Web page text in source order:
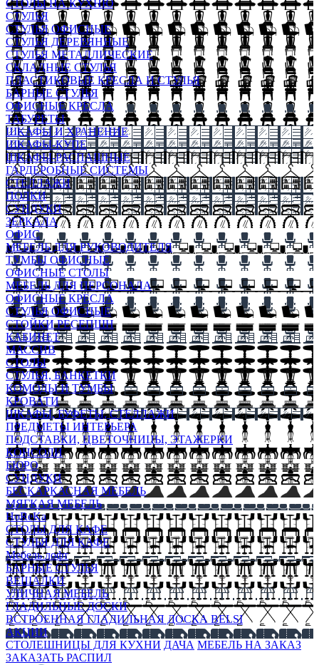
СТОЛЫ НА КУХНЮ
СТУЛЬЯ
СТУЛЬЯ ОФИСНЫЕ
СТУЛЬЯ ДЕРЕВЯННЫЕ
СТУЛЬЯ МЕТАЛЛИЧЕСКИЕ
СКЛАДНЫЕ СТУЛЬЯ
ПЛАСТИКОВЫЕ КРЕСЛА И СТУЛЬЯ
БАРНЫЕ СТУЛЬЯ
ОФИСНЫЕ КРЕСЛА
ТАБУРЕТЫ
ШКАФЫ И ХРАНЕНИЕ
ШКАФЫ-КУПЕ
ШКАФЫ-РАСПАШНЫЕ
ГАРДЕРОБНЫЕ СИСТЕМЫ
СТЕЛЛАЖИ
ПОЛКИ
СУНДУКИ
ЗЕРКАЛА
ОФИС
МЕБЕЛЬ ДЛЯ РУКОВОДИТЕЛЯ
ТУМБЫ ОФИСНЫЕ
ОФИСНЫЕ СТОЛЫ
МЕБЕЛЬ ДЛЯ ПЕРСОНАЛА
ОФИСНЫЕ КРЕСЛА
СТУЛЬЯ ОФИСНЫЕ
СТОЙКИ РЕСЕПШН
КАБИНЕТ
МАССИВ
СТОЛЫ
СТУЛЬЯ, БАНКЕТКИ
КОМОДЫ И ТУМБЫ
КРОВАТИ
ШКАФЫ, БУФЕТЫ, СТЕЛЛАЖИ
ПРЕДМЕТЫ ИНТЕРЬЕРА
ПОДСТАВКИ, ЦВЕТОЧНИЦЫ, ЭТАЖЕРКИ
КОНСОЛИ
БЮРО
СУНДУКИ
БЕСКАРКАСНАЯ МЕБЕЛЬ
МЯГКАЯ МЕБЕЛЬ
HoReKa
СТОЛЫ ДЛЯ КАФЕ
СТУЛЬЯ ДЛЯ КАФЕ
Мебель лофт
БАРНЫЕ СТУЛЬЯ
ВЕШАЛКИ
УЛИЧНАЯ МЕБЕЛЬ
ГЛАДИЛЬНЫЕ ДОСКИ
ВСТРОЕННАЯ ГЛАДИЛЬНАЯ ДОСКА BELSI
АКЦИИ
СТОЛЕШНИЦЫ ДЛЯ КУХНИ ДАЧА МЕБЕЛЬ НА ЗАКАЗ
ЗАКАЗАТЬ РАСПИЛ